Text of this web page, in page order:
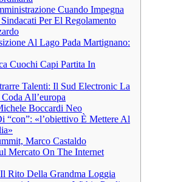
Cuando Impegna
Per El Regolamento
Al Lago Pada Martignano:
Cuochi Capi Partita In
Talenti: Il Sud Electronic La
All’europa
Boccardi Neo
“con”: «l’obiettivo È Mettere Al
Marco Castaldo
Mercato On The Internet
Rito Della Grandma Loggia